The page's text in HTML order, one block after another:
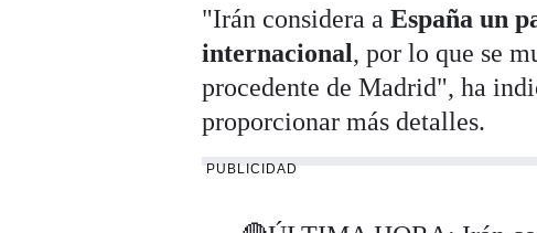
"Irán considera aEspaña un
internacional , por lo que se
procedente de Madrid", ha
proporcionar más detalles.
PUBLICIDAD